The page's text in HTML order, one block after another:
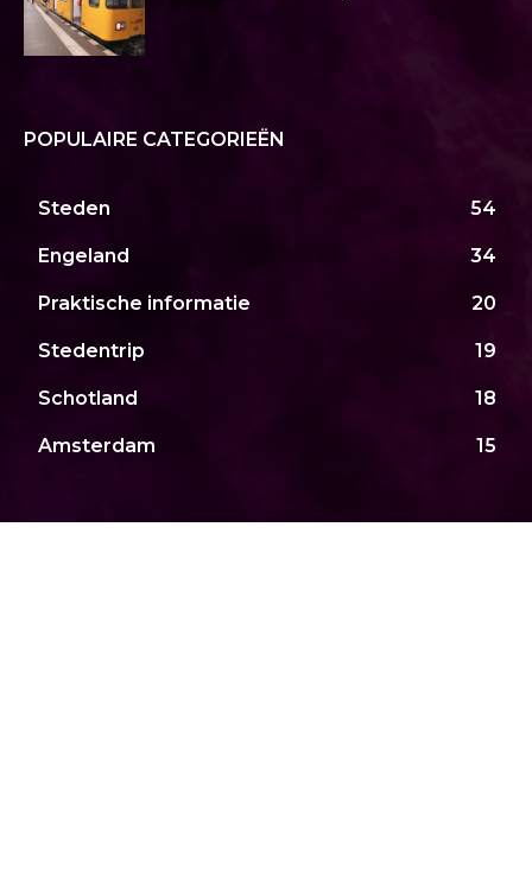
POPULAIRE CATEGORIEËN
Steden 54
Engeland 34
Praktische informatie 20
Stedentrip 19
Schotland 18
Amsterdam 15